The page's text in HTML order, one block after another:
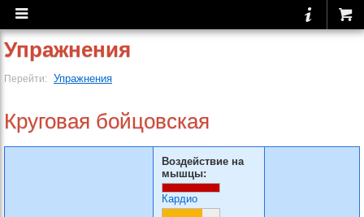
Упражнения
Перейти: Упражнения
Круговая бойцовская
Воздействие на
мышцы:
Кардио